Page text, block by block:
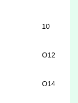
10
O12
O14